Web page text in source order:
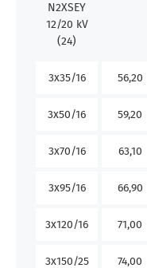
N2XSEY
12/20 kV
(24)
3x35/16 56,20
3x50/16 59,20
3x70/16 63,10
3x95/16 66,90
3x120/16 71,00
3x150/25 74,00